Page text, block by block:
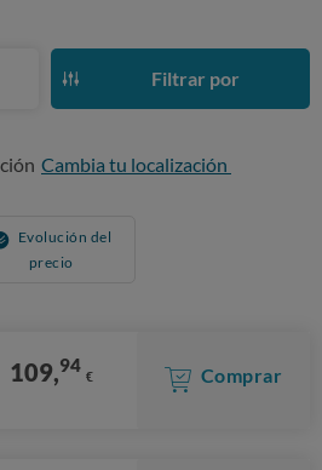
Filtrar por
Cambia tu localización
Evolución del
precio
109,94 € Comprar